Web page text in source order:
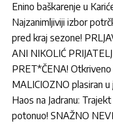
Enino baškarenje u
Najzanimljiviji izbor
pred kraj sezone!
ANI NIKOLIĆ
PRET*ČENA!
MALICIOZNO plasiran u
Haos na Jadranu:
potonuo! SNAŽNO